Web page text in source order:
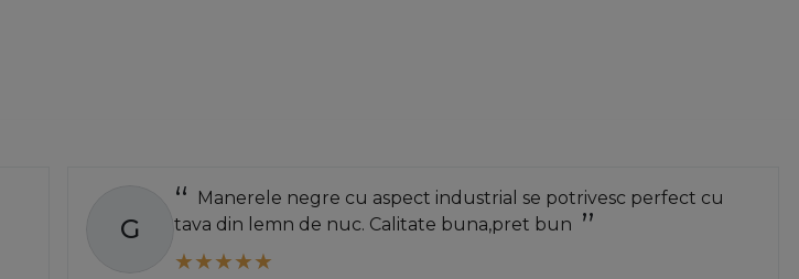
G
Manerele negre cu aspect industrial se potrivesc perfect cu
tava din lemn de nuc. Calitate buna,pret bun